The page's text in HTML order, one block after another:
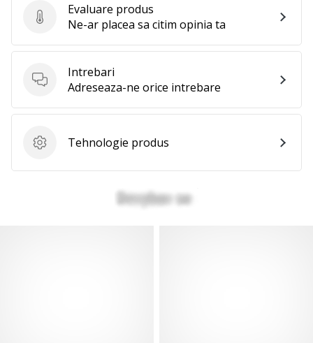
Evaluare produs
Evaluare produs
Ne-ar placea sa citim opinia ta
Intrebari
Intrebari
Adreseaza-ne orice intrebare
Tehnologie produs
Tehnologie produs